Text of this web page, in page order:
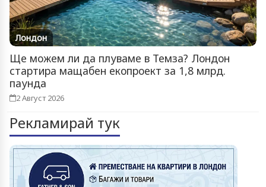
Лондон
Ще можем ли да плуваме в Темза? Лондон
стартира мащабен екопроект за 1,8 млрд.
паунда
2 Август 2026
Рекламирай тук